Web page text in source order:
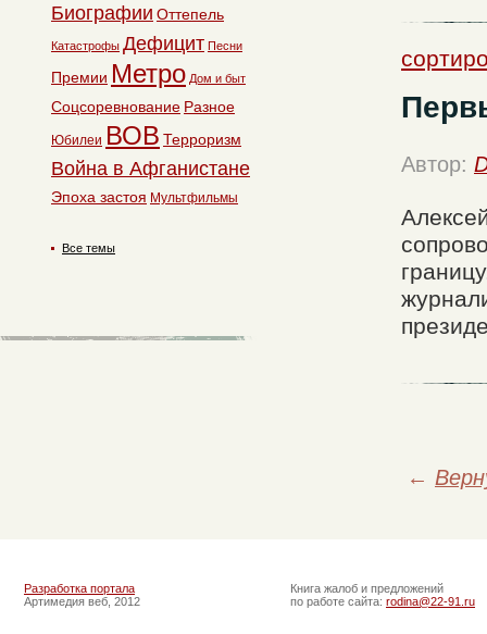
Автор:
←
Биографии Оттепель
Катастрофы Дефицит Песни
Премии Метро Дом и быт
Соцсоревнование Разное
Юбилеи ВОВ Терроризм
Война в Афганистане
Эпоха застоя Мультфильмы
Все темы
Разработка портала
Артимедия веб, 2012
Книга жалоб и предложений
по работе сайта: rodina@22-91.ru